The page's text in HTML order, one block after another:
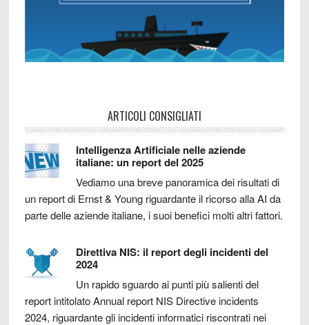
ARTICOLI CONSIGLIATI
Intelligenza Artificiale nelle aziende
italiane: un report del 2025
Vediamo una breve panoramica dei risultati di
un report di Ernst & Young riguardante il ricorso alla AI da
parte delle aziende italiane, i suoi benefici molti altri fattori.
Direttiva NIS: il report degli incidenti del
2024
Un rapido sguardo ai punti più salienti del
report intitolato Annual report NIS Directive incidents
2024, riguardante gli incidenti informatici riscontrati nei